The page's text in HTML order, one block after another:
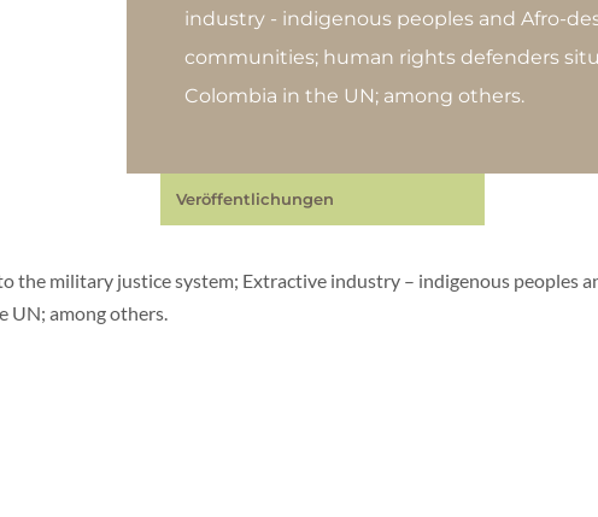
industry - indigenous peoples and Afro-
communities; human rights defenders
Colombia in the UN; among others.
Veröffentlichungen
the military justice system; Extractive industry – indigenous peoples
UN; among others.